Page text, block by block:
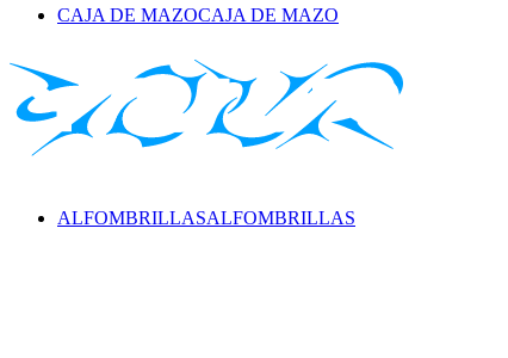
CAJA DE MAZOCAJA DE MAZO
ALFOMBRILLASALFOMBRILLAS